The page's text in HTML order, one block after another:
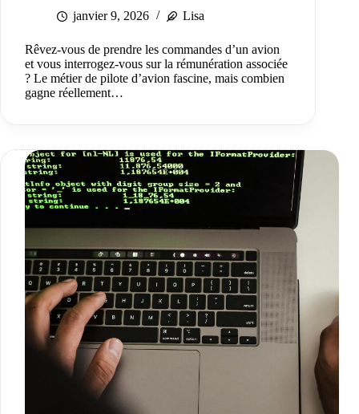
janvier 9, 2026
Lisa
Rêvez-vous de prendre les commandes d’un avion
et vous interrogez-vous sur la rémunération associée
? Le métier de pilote d’avion fascine, mais combien
gagne réellement…